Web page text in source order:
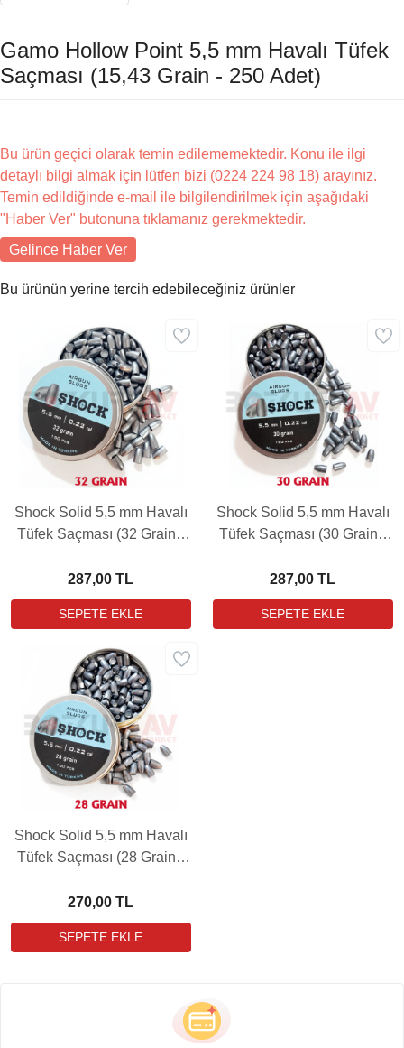
Gamo Hollow Point 5,5 mm Havalı Tüfek
Saçması (15,43 Grain - 250 Adet)
Bu ürün geçici olarak temin edilememektedir. Konu ile ilgi
detaylı bilgi almak için lütfen bizi (0224 224 98 18) arayınız.
Temin edildiğinde e-mail ile bilgilendirilmek için aşağıdaki
"Haber Ver" butonuna tıklamanız gerekmektedir.
Gelince Haber Ver
Bu ürünün yerine tercih edebileceğiniz ürünler
Shock Solid 5,5 mm Havalı
Tüfek Saçması (32 Grain -
287,00 TL
Shock Solid 5,5 mm Havalı
Tüfek Saçması (30 Grain -
287,00 TL
Shock Solid 5,5 mm Havalı
Tüfek Saçması (28 Grain -
270,00 TL